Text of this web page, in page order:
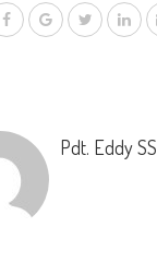
Pdt. Eddy SS